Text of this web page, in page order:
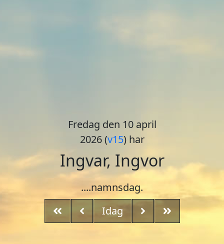
Fredag den 10 april
2026 (v15) har
Ingvar, Ingvor
....namnsdag.
Idag